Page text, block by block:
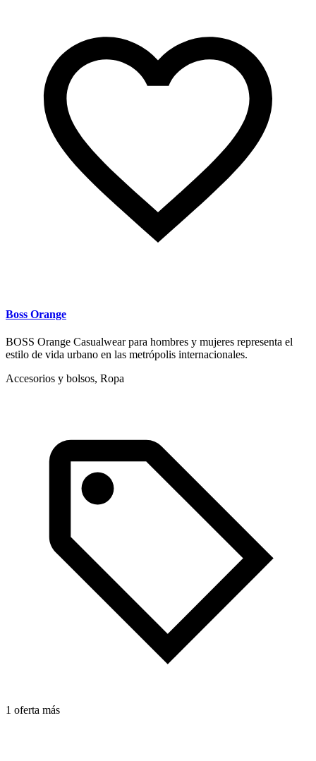
Boss Orange
BOSS Orange Casualwear para hombres y mujeres representa el
estilo de vida urbano en las metrópolis internacionales.
Accesorios y bolsos, Ropa
1 oferta más